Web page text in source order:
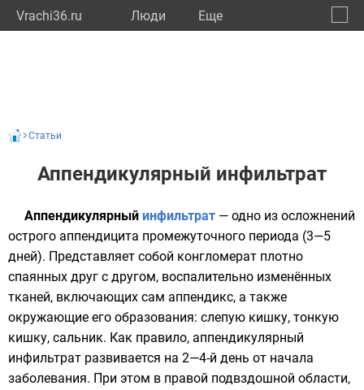
Vrachi36.ru Люди Eще
Статьи
Аппендикулярный инфильтрат
Аппендикулярный инфильтрат — одно из осложнений
острого аппендицита промежуточного периода (3—5
дней). Представляет собой конгломерат плотно
спаянных друг с другом, воспалительно изменённых
тканей, включающих сам аппендикс, а также
окружающие его образования: слепую кишку, тонкую
кишку, сальник. Как правило, аппендикулярный
инфильтрат развивается на 2—4-й день от начала
заболевания. При этом в правой подвздошной области,